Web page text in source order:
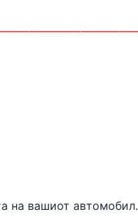
на вашиот автомобил.